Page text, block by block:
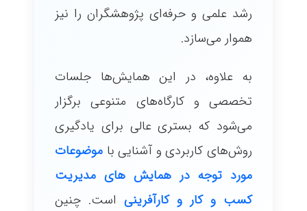
رشد علمی و حرفه‌ای پژوهشگران را نیز
هموار می‌سازد.
به علاوه، در این همایش‌ها جلسات
تخصصی و کارگاه‌های متنوعی برگزار
می‌شود که بستری عالی برای یادگیری
روش‌های کاربردی و آشنایی با موضوعات
مورد توجه در همایش های مدیریت
کسب و کار و کارآفرینی است. چنین